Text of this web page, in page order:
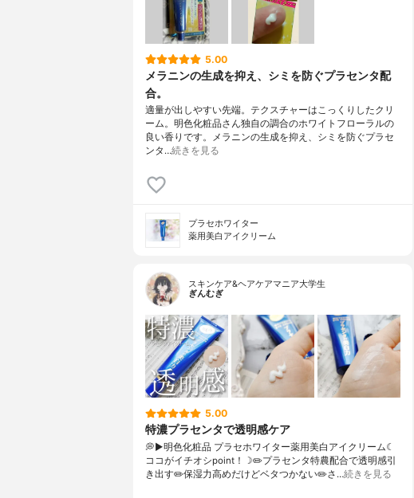
5.00
メラニンの生成を抑え、シミを防ぐプラセンタ配
合。
適量が出しやすい先端。テクスチャーはこっくりしたクリ
ーム。明色化粧品さん独自の調合のホワイトフローラルの
良い香りです。メラニンの生成を抑え、シミを防ぐプラセ
ンタ…続きを見る
プラセホワイター
薬用美白アイクリーム
スキンケア&ヘアケアマニア大学生
ぎんむぎ
5.00
特濃プラセンタで透明感ケア
💭▶️明色化粧品 プラセホワイター薬用美白アイクリーム☾
ココがイチオシpoint！☽✏️プラセンタ特農配合で透明感引
き出す✏️保湿力高めだけどベタつかない✏️さ…続きを見る